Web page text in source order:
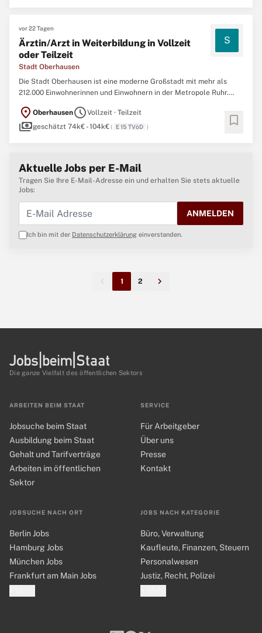
vor 22 Tagen
Ärztin/Arzt in Weiterbildung in Vollzeit
oder Teilzeit
Stadt Oberhausen
S
Die Stadt Oberhausen ist eine moderne Großstadt mit mehr als
212.000 Einwohnerinnen und Einwohnern in der Metropole Ruhr.
Düsseldorf und dem Niederrhein gelegen, bietet die
Stadtverwaltung Oberhausen als Arbeitgeberin eine
location_on OberhausenscheduleVollzeit · Teilzeit
paymentsgeschätzt 74k€ - 104k€( E 15 TVöD ) bookmark
Aktuelle Jobs per E-Mail
Tragen Sie Ihre E-Mail-Adresse ein und erhalten Sie stets aktuelle
Jobs:
ANMELDEN
Ich bin mit der Datenschutzerklärung einverstanden.
1 2
Die ganze Vielfalt des öffentlichen Sektors
ARBEITEN BEIM STAAT
Jobsuche beim Staat
Ausbildung beim Staat
Gehalt und Tarifverträge
Arbeiten im öffentlichen
Sektor
JOBSUCHE NACH ORT
Berlin Jobs
Hamburg Jobs
München Jobs
Frankfurt am Main Jobs
JOBS NACH KATEGORIE
Büro, Verwaltung
Kaufleute, Finanzen, Steuern
Personalwesen
Justiz, Recht, Polizei
SERVICE
Für Arbeitgeber
Über uns
Presse
Kontakt